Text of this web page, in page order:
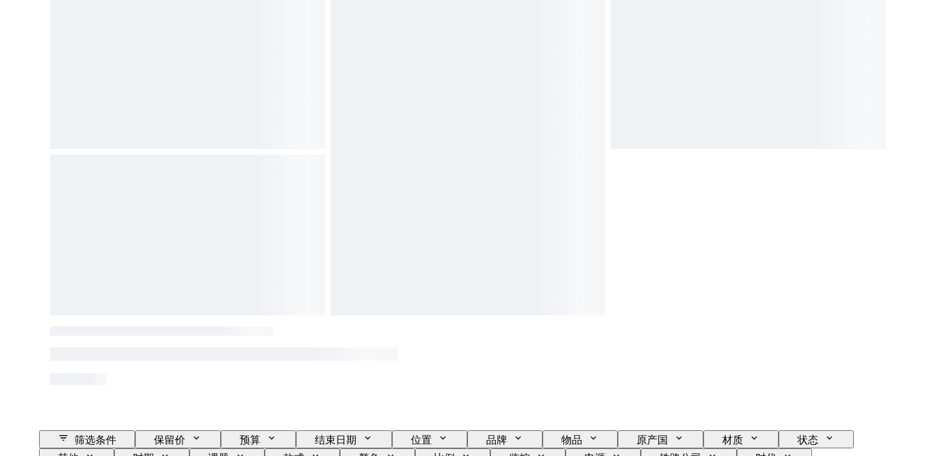
筛选条件 保留价 预算 结束日期 位置 品牌 物品 原产国 材质
状态